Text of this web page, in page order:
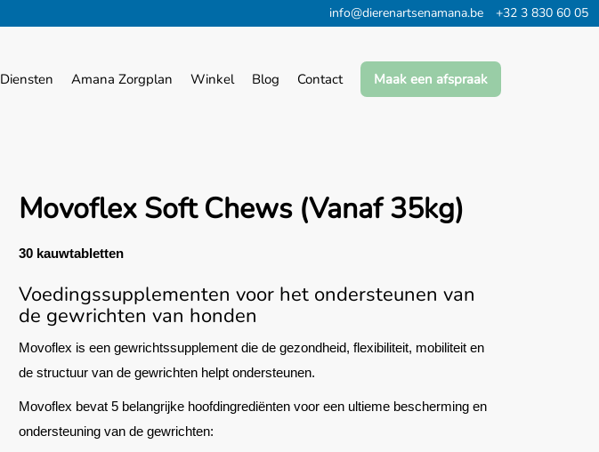
info@dierenartsenamana.be +32 3 830 60 05
Diensten Amana Zorgplan Winkel Blog Contact Maak een afspraak
Movoflex Soft Chews (vanaf 35kg)
30 kauwtabletten
Voedingssupplementen voor het ondersteunen van
de gewrichten van honden
Movoflex is een gewrichtssupplement die de gezondheid, flexibiliteit, mobiliteit en
de structuur van de gewrichten helpt ondersteunen.
Movoflex bevat 5 belangrijke hoofdingrediënten voor een ultieme bescherming en
ondersteuning van de gewrichten: